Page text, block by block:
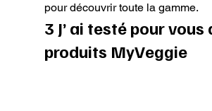
pour découvrir toute la gamme.
3 J’ ai testé pour vous
produits MyVeggie